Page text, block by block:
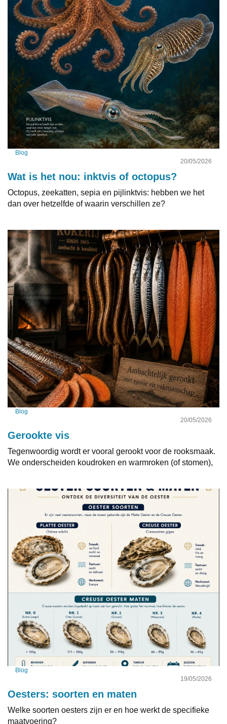
Blog
20/05/2026
Wat is het nou: inktvis of octopus?
Octopus, zeekatten, sepia en pijlinktvis: hebben we het
dan over hetzelfde of waarin verschillen ze?
Blog
20/05/2026
Gerookte vis
Tegenwoordig wordt er vooral gerookt voor de rooksmaak.
We onderscheiden koudroken en warmroken (of stomen),
Blog
19/05/2026
Oesters: soorten en maten
Welke soorten oesters zijn er en hoe werkt de specifieke
maatvoering?